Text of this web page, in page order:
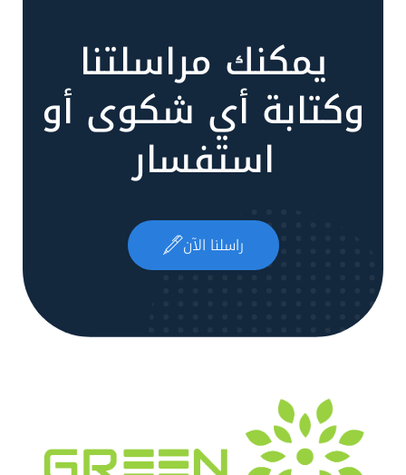
يمكنك مراسلتنا
وكتابة أي شكوى أو
استفسار
راسلنا الآن